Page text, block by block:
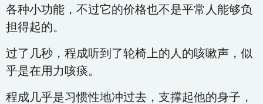
各种小功能，不过它的价格也不是平常人能够负
担得起的。
过了几秒，程成听到了轮椅上的人的咳嗽声，似
乎是在用力咳痰。
程成几乎是习惯性地冲过去，支撑起他的身子，